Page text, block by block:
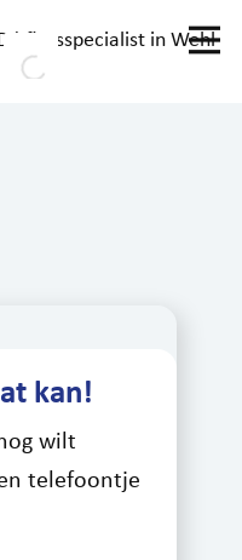
kan!
wilt
telefoontje